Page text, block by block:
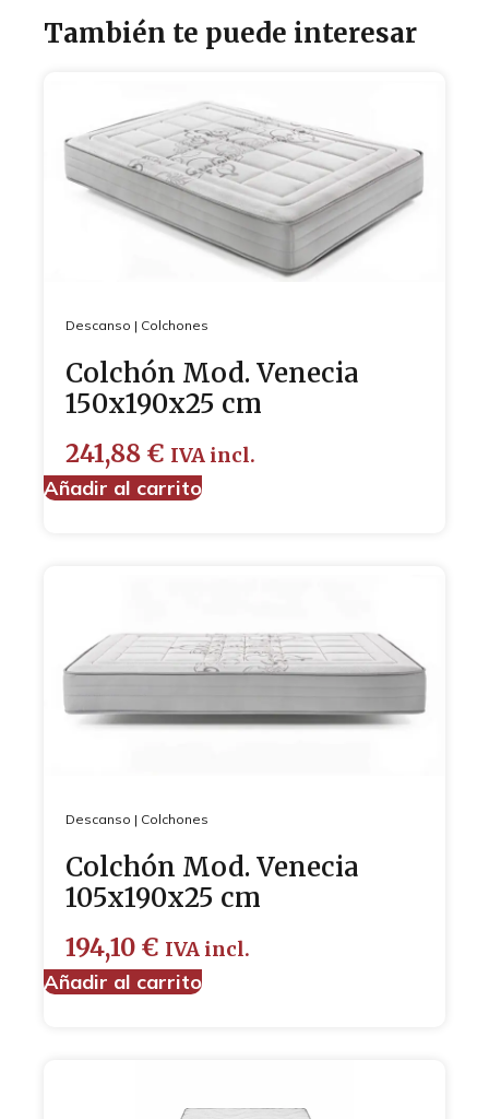
También te puede interesar
Descanso | Colchones
Colchón Mod. Venecia
150x190x25 cm
241,88 € IVA incl.
Añadir al carrito
Descanso | Colchones
Colchón Mod. Venecia
105x190x25 cm
194,10 € IVA incl.
Añadir al carrito